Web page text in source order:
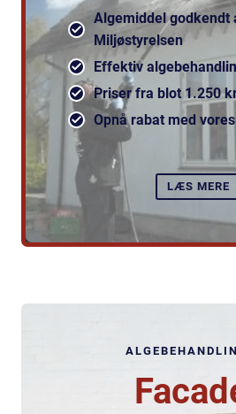
Algemiddel godkendt
Miljøstyrelsen
Effektiv
Priser fra blot 1.250
Opnå rabat med
LÆS MERE